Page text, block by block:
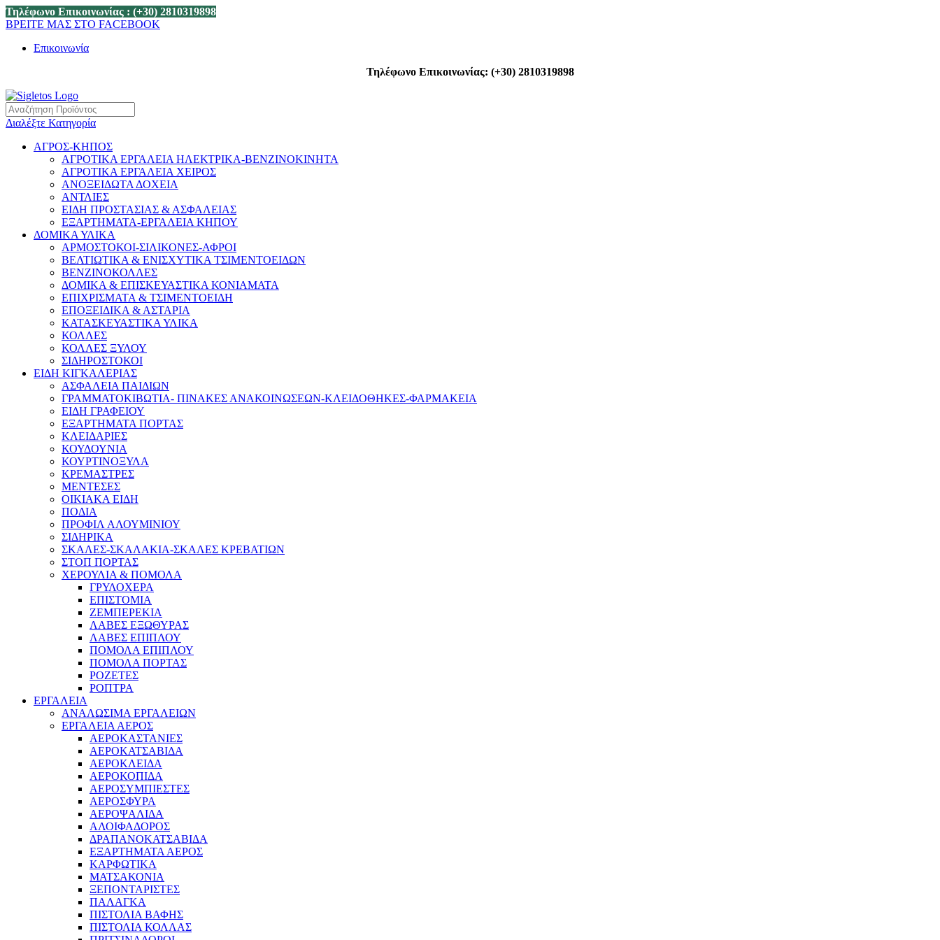
Τηλέφωνο Επικοινωνίας : (+30) 2810319898
ΒΡΕΙΤΕ ΜΑΣ ΣΤΟ FACEBOOK
Επικοινωνία
Τηλέφωνο Επικοινωνίας: (+30) 2810319898
Διαλέξτε Κατηγορία
ΑΓΡΟΣ-ΚΗΠΟΣ
ΑΓΡΟΤΙΚΑ ΕΡΓΑΛΕΙΑ ΗΛΕΚΤΡΙΚΑ-ΒΕΝΖΙΝΟΚΙΝΗΤΑ
ΑΓΡΟΤΙΚΑ ΕΡΓΑΛΕΙΑ ΧΕΙΡΟΣ
ΑΝΟΞΕΙΔΩΤΑ ΔΟΧΕΙΑ
ΑΝΤΛΙΕΣ
ΕΙΔΗ ΠΡΟΣΤΑΣΙΑΣ & ΑΣΦΑΛΕΙΑΣ
ΕΞΑΡΤΗΜΑΤΑ-ΕΡΓΑΛΕΙΑ ΚΗΠΟΥ
ΔΟΜΙΚΑ ΥΛΙΚΑ
ΑΡΜΟΣΤΟΚΟΙ-ΣΙΛΙΚΟΝΕΣ-ΑΦΡΟΙ
ΒΕΛΤΙΩΤΙΚΑ & ΕΝΙΣΧΥΤΙΚΑ ΤΣΙΜΕΝΤΟΕΙΔΩΝ
ΒΕΝΖΙΝΟΚΟΛΛΕΣ
ΔΟΜΙΚΑ & ΕΠΙΣΚΕΥΑΣΤΙΚΑ ΚΟΝΙΑΜΑΤΑ
ΕΠΙΧΡΙΣΜΑΤΑ & ΤΣΙΜΕΝΤΟΕΙΔΗ
ΕΠΟΞΕΙΔΙΚΑ & ΑΣΤΑΡΙΑ
ΚΑΤΑΣΚΕΥΑΣΤΙΚΑ ΥΛΙΚΑ
ΚΟΛΛΕΣ
ΚΟΛΛΕΣ ΞΥΛΟΥ
ΣΙΔΗΡΟΣΤΟΚΟΙ
ΕΙΔΗ ΚΙΓΚΑΛΕΡΙΑΣ
ΑΣΦΑΛΕΙΑ ΠΑΙΔΙΩΝ
ΓΡΑΜΜΑΤΟΚΙΒΩΤΙΑ- ΠΙΝΑΚΕΣ ΑΝΑΚΟΙΝΩΣΕΩΝ-ΚΛΕΙΔΟΘΗΚΕΣ-ΦΑΡΜΑΚΕΙΑ
ΕΙΔΗ ΓΡΑΦΕΙΟΥ
ΕΞΑΡΤΗΜΑΤΑ ΠΟΡΤΑΣ
ΚΛΕΙΔΑΡΙΕΣ
ΚΟΥΔΟΥΝΙΑ
ΚΟΥΡΤΙΝΟΞΥΛΑ
ΚΡΕΜΑΣΤΡΕΣ
ΜΕΝΤΕΣΕΣ
ΟΙΚΙΑΚΑ ΕΙΔΗ
ΠΟΔΙΑ
ΠΡΟΦΙΛ ΑΛΟΥΜΙΝΙΟΥ
ΣΙΔΗΡΙΚΑ
ΣΚΑΛΕΣ-ΣΚΑΛΑΚΙΑ-ΣΚΑΛΕΣ ΚΡΕΒΑΤΙΩΝ
ΣΤΟΠ ΠΟΡΤΑΣ
ΧΕΡΟΥΛΙΑ & ΠΟΜΟΛΑ
ΓΡΥΛΟΧΕΡΑ
ΕΠΙΣΤΟΜΙΑ
ΖΕΜΠΕΡΕΚΙΑ
ΛΑΒΕΣ ΕΞΩΘΥΡΑΣ
ΛΑΒΕΣ ΕΠΙΠΛΟΥ
ΠΟΜΟΛΑ ΕΠΙΠΛΟΥ
ΠΟΜΟΛΑ ΠΟΡΤΑΣ
ΡΟΖΕΤΕΣ
ΡΟΠΤΡΑ
ΕΡΓΑΛΕΙΑ
ΑΝΑΛΩΣΙΜΑ ΕΡΓΑΛΕΙΩΝ
ΕΡΓΑΛΕΙΑ ΑΕΡΟΣ
ΑΕΡΟΚΑΣΤΑΝΙΕΣ
ΑΕΡΟΚΑΤΣΑΒΙΔΑ
ΑΕΡΟΚΛΕΙΔΑ
ΑΕΡΟΚΟΠΙΔΑ
ΑΕΡΟΣΥΜΠΙΕΣΤΕΣ
ΑΕΡΟΣΦΥΡΑ
ΑΕΡΟΨΑΛΙΔΑ
ΑΛΟΙΦΑΔΟΡΟΣ
ΔΡΑΠΑΝΟΚΑΤΣΑΒΙΔΑ
ΕΞΑΡΤΗΜΑΤΑ ΑΕΡΟΣ
ΚΑΡΦΩΤΙΚΑ
ΜΑΤΣΑΚΟΝΙΑ
ΞΕΠΟΝΤΑΡΙΣΤΕΣ
ΠΑΛΑΓΚΑ
ΠΙΣΤΟΛΙΑ ΒΑΦΗΣ
ΠΙΣΤΟΛΙΑ ΚΟΛΛΑΣ